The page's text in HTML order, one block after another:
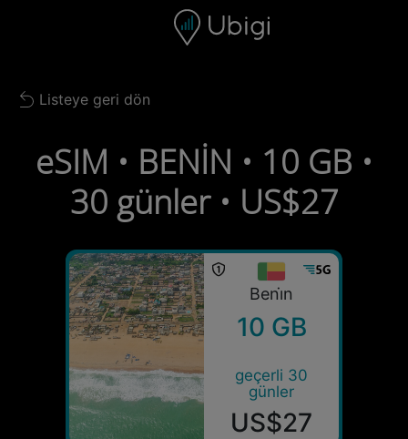
Gezinme çubuğu Alt bilgi
Back to list
Listeye geri dön
eSIM • BENİN • 10 GB •
30 günler • US$27
Beni̇n
10 GB
geçerli 30
günler
US$27